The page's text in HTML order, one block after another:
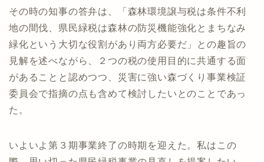
その時の知事の答弁は、「森林環境譲与税は条件不利
地の間伐、県民緑税は森林の防災機能強化とまちなみ
緑化という大切な役割があり両方必要だ」との趣旨の
見解を述べながら、２つの税の使用目的に共通する面
があることと認めつつ、災害に強い森づくり事業検証
委員会で指摘の点も含めて検討したいとのことであっ
た。
いよいよ第３期事業終了の時期を迎えた。私はこの